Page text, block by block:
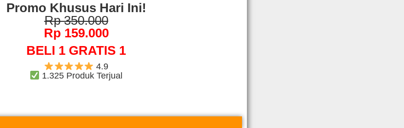
Promo Khusus Hari Ini!
Rp 350.000
Rp 159.000
BELI 1 GRATIS 1
4.9
1.325 Produk Terjual